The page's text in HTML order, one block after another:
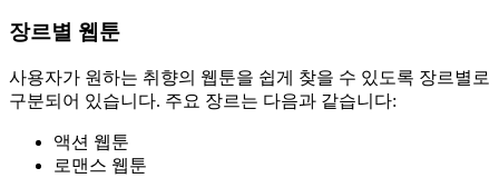
장르별 웹툰
사용자가 원하는 취향의 웹툰을 쉽게 찾을 수 있도록 장르별로
구분되어 있습니다. 주요 장르는 다음과 같습니다:
액션 웹툰
로맨스 웹툰